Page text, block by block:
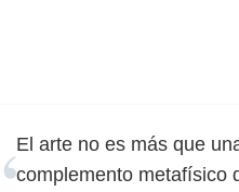
El arte no es más que
complemento metafísico